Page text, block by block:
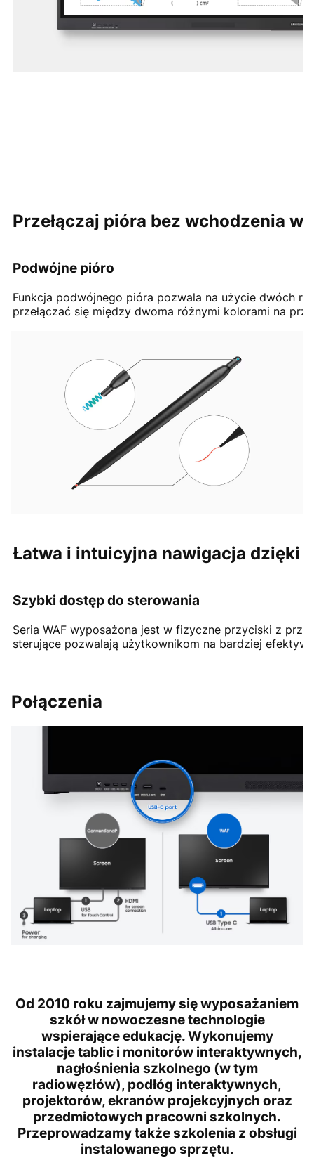
Przełączaj pióra bez wchodzenia w
Podwójne pióro
Funkcja podwójnego pióra pozwala na użycie dwóch
przełączać się między dwoma różnymi kolorami na
Łatwa i intuicyjna nawigacja dzięki
Szybki dostęp do sterowania
Seria WAF wyposażona jest w fizyczne przyciski z
sterujące pozwalają użytkownikom na bardziej
Połączenia
Od 2010 roku zajmujemy się wyposażaniem
szkół w nowoczesne technologie
wspierające edukację. Wykonujemy
instalacje tablic i monitorów interaktywnych,
nagłośnienia szkolnego (w tym
radiowęzłów), podłóg interaktywnych,
projektorów, ekranów projekcyjnych oraz
przedmiotowych pracowni szkolnych.
Przeprowadzamy także szkolenia z obsługi
instalowanego sprzętu.